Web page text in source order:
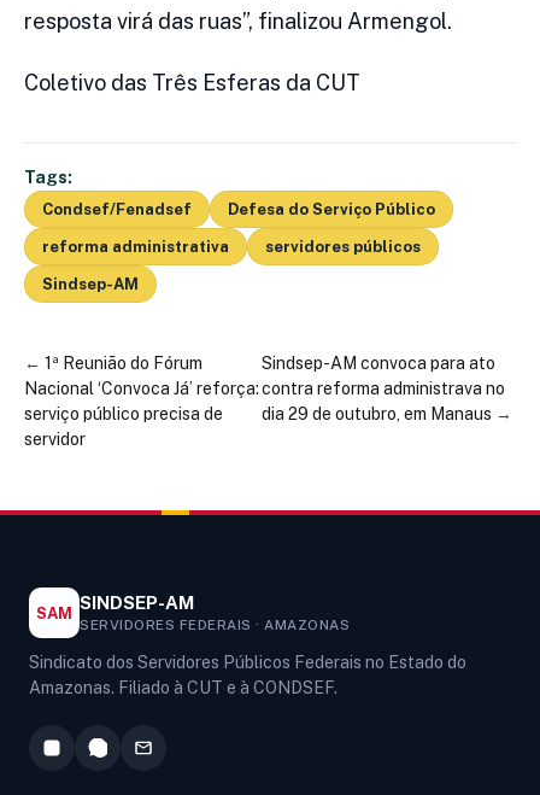
resposta virá das ruas”, finalizou Armengol.
Coletivo das Três Esferas da CUT
Tags:
Condsef/Fenadsef Defesa do Serviço Público
reforma administrativa servidores públicos
Sindsep-AM
← 1ª Reunião do Fórum
Nacional ‘Convoca Já’ reforça:
serviço público precisa de
servidor
Sindsep-AM convoca para ato
contra reforma administrava no
dia 29 de outubro, em Manaus →
SAM SINDSEP-AM
SERVIDORES FEDERAIS · AMAZONAS
Sindicato dos Servidores Públicos Federais no Estado do
Amazonas. Filiado à CUT e à CONDSEF.